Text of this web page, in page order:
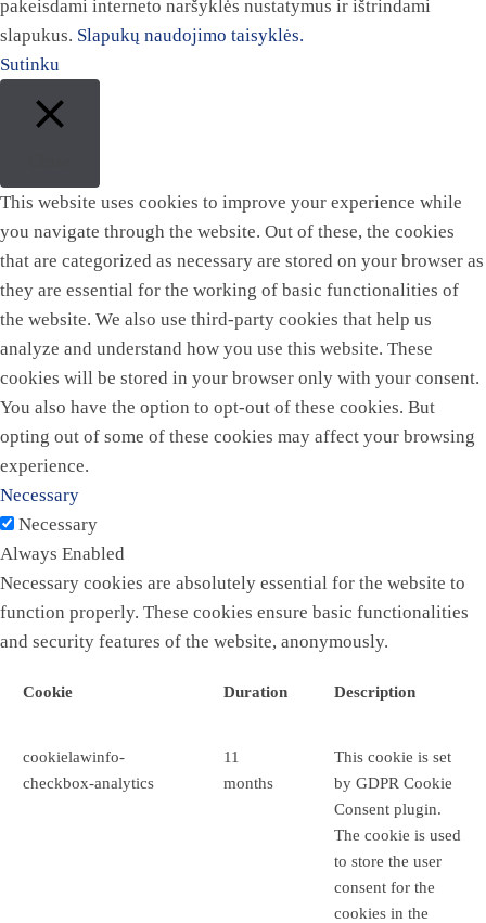
pakeisdami interneto naršyklės nustatymus ir ištrindami
slapukus. Slapukų naudojimo taisyklės.
Sutinku
This website uses cookies to improve your experience while
you navigate through the website. Out of these, the cookies
that are categorized as necessary are stored on your browser as
they are essential for the working of basic functionalities of
the website. We also use third-party cookies that help us
analyze and understand how you use this website. These
cookies will be stored in your browser only with your consent.
You also have the option to opt-out of these cookies. But
opting out of some of these cookies may affect your browsing
experience.
Necessary
Necessary
Always Enabled
Necessary cookies are absolutely essential for the website to
function properly. These cookies ensure basic functionalities
and security features of the website, anonymously.
Cookie Duration Description
cookielawinfo-
checkbox-analytics
11
months
This cookie is set
by GDPR Cookie
Consent plugin.
The cookie is used
to store the user
consent for the
cookies in the